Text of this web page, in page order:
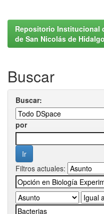
Repositorio Institucional
de San Nicolás de Hidalgo
Buscar
Buscar:
por
Filtros actuales: